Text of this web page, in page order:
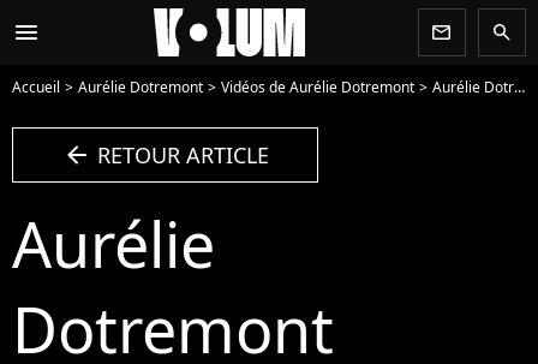
menu newsletter search
Accueil Aurélie Dotremont Vidéos de Aurélie Dotremont Aurélie Dotremont raconte comment sa soeur a été tuée : "il lui a cassé les bras et les jambes" - Vidéo
arrow_left RETOUR ARTICLE
Aurélie
Dotremont